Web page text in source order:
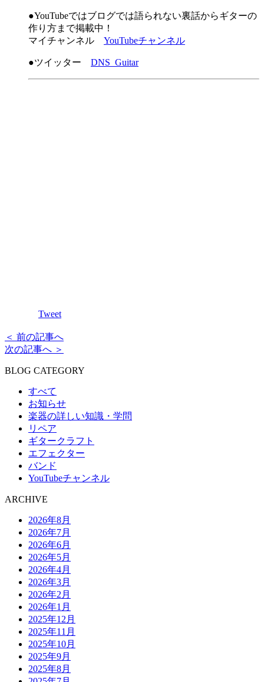
●YouTubeではブログでは語られない裏話からギターの
作り方まで掲載中！
マイチャンネル YouTubeチャンネル
●ツイッター DNS_Guitar
Tweet
＜ 前の記事へ
次の記事へ ＞
BLOG CATEGORY
すべて
お知らせ
楽器の詳しい知識・学問
リペア
ギタークラフト
エフェクター
バンド
YouTubeチャンネル
ARCHIVE
2026年8月
2026年7月
2026年6月
2026年5月
2026年4月
2026年3月
2026年2月
2026年1月
2025年12月
2025年11月
2025年10月
2025年9月
2025年8月